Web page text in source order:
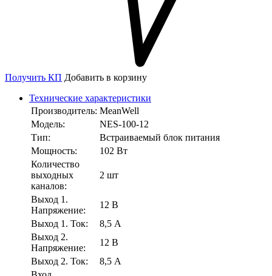
Получить КП Добавить в корзину
Технические характеристики
Производитель: MeanWell
Модель:
NES-100-12
Тип:
Встраиваемый блок питания
Мощность:
102 Вт
Количество
выходных
каналов:
2 шт
Выход 1.
Напряжение:
12 В
Выход 1. Ток:
8,5 А
Выход 2.
Напряжение:
12 В
Выход 2. Ток:
8,5 А